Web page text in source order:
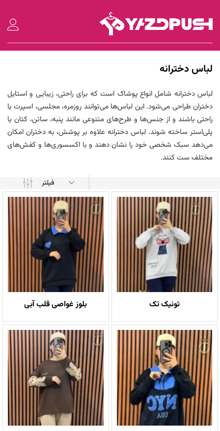
لباس دخترانه
لباس دخترانه شامل انواع پوشاک است که برای راحتی، زیبایی و استایل
دختران طراحی می‌شود. این لباس‌ها می‌توانند روزمره، مجلسی، اسپرت یا
راحتی باشند و از جنس‌ها و طرح‌های متنوعی مانند پنبه، ساتن، کتان یا
پلی‌استر ساخته شوند. لباس دخترانه علاوه بر پوشش، به دختران امکان
می‌دهد سبک شخصی خود را نشان دهند و با اکسسوری‌ها و کفش‌های
مختلف ست کنند.
فیلتر
تونیک تک بلوز غواصی قلب آبی